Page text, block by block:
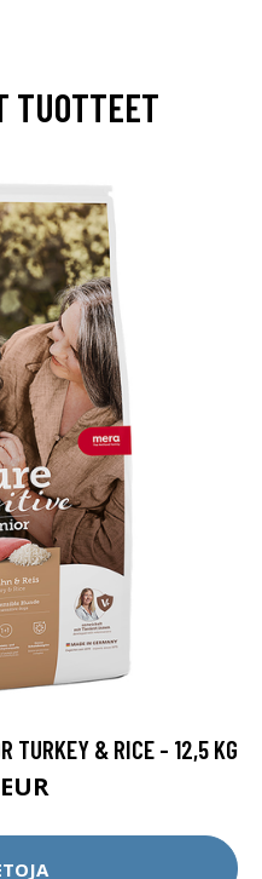
TUOTTEET
TURKEY & RICE - 12,5 KG